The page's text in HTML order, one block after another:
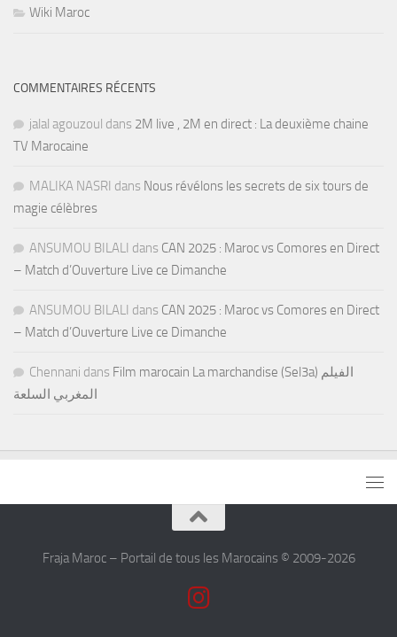
Wiki Maroc
COMMENTAIRES RÉCENTS
jalal agouzoul dans 2M live , 2M en direct : La deuxième chaine
TV Marocaine
MALIKA NASRI dans Nous révélons les secrets de six tours de
magie célèbres
ANSUMOU BILALI dans CAN 2025 : Maroc vs Comores en Direct
– Match d’Ouverture Live ce Dimanche
ANSUMOU BILALI dans CAN 2025 : Maroc vs Comores en Direct
– Match d’Ouverture Live ce Dimanche
Chennani dans Film marocain La marchandise (Sel3a) الفيلم
المغربي السلعة
Fraja Maroc – Portail de tous les Marocains © 2009-2026